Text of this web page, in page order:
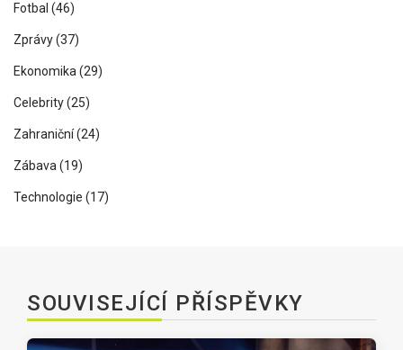
Fotbal (46)
Zprávy(37)
Ekonomika(29)
Celebrity(25)
Zahraniční(24)
Zábava(19)
Technologie (17)
SOUVISEJÍCÍ PŘÍSPĚVKY